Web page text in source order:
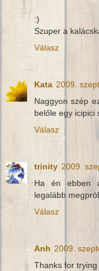
:)
Szuper a
Válasz
Kata 2009.
Naggyon szép
belőle egy icipici
Válasz
trinity 2009.
Ha én ebben
legalább
Válasz
Anh 2009.
Thanks for